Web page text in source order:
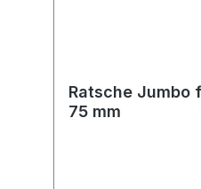
Ratsche Jumbo
75 mm